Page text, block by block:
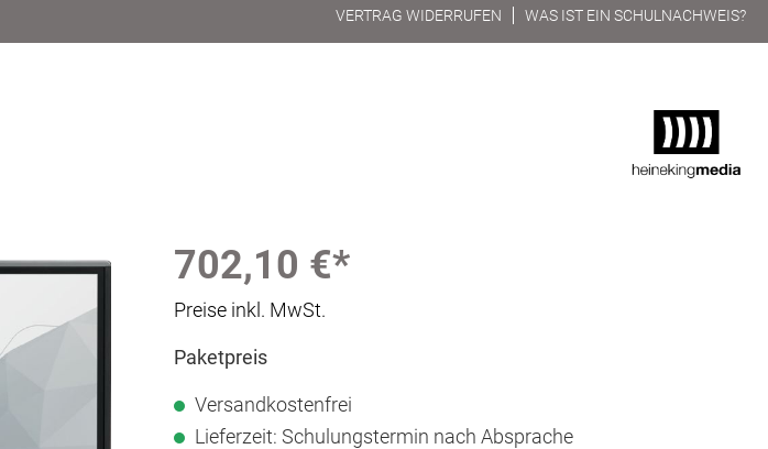
VERTRAG WIDERRUFEN WAS IST EIN SCHULNACHWEIS?
702,10 €*
Preise inkl. MwSt.
Paketpreis
Versandkostenfrei
Lieferzeit: Schulungstermin nach Absprache